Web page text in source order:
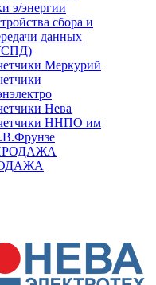
э/энергии
сбора и
данных
Меркурий
Нева
ННПО им